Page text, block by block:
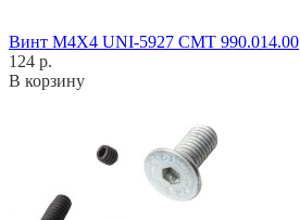
Винт M4X4 UNI-5927 CMT 990.014.00
124 р.
В корзину